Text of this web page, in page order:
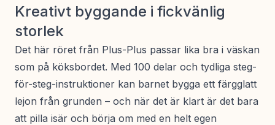
Kreativt byggande i fickvänlig
storlek
Det här röret från Plus-Plus passar lika bra i väskan
som på köksbordet. Med 100 delar och tydliga steg-
för-steg-instruktioner kan barnet bygga ett färgglatt
lejon från grunden – och när det är klart är det bara
att pilla isär och börja om med en helt egen